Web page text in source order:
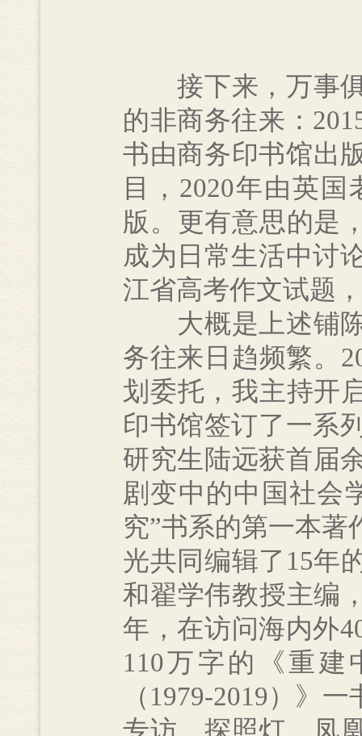
接下来，万事俱
的非商务往来：
书由商务印书馆出
目，2020年由英
版。更有意思的是
成为日常生活中讨
江省高考作文试题
大概是上述铺陈
务往来日趋频繁。
划委托，我主持开
印书馆签订了一系
研究生陆远获首届
剧变中的中国社会
究”书系的第一本著
光共同编辑了15年
和翟学伟教授主编
年，在访问海内外
110万字的《重
（1979-2019）》